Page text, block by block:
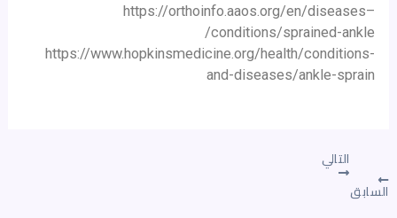
https://orthoinfo.aaos.org/en/diseases–
conditions/sprained-ankle/
https://www.hopkinsmedicine.org/health/conditions-
and-diseases/ankle-sprain
السابق
التالي